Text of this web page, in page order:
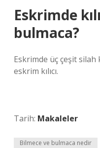
Eskrimde
bulmaca?
Eskrimde üç çeşit silah
eskrim kılıcı.
Tarih: Makaleler
Bilmece ve bulmaca nedir